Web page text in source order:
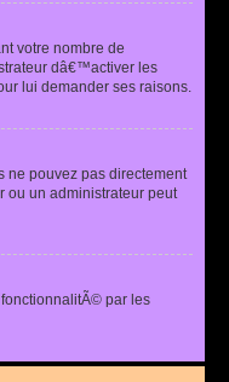
votre nombre de
dâ€™activer les
lui demander ses raisons.
ne pouvez pas directement
un administrateur peut
par les